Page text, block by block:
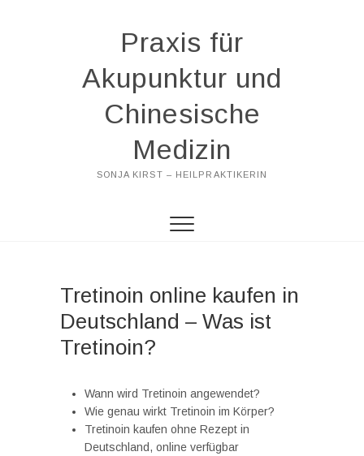
Praxis für
Akupunktur und
Chinesische
Medizin
SONJA KIRST – HEILPRAKTIKERIN
Tretinoin online kaufen in
Deutschland – Was ist
Tretinoin?
Wann wird Tretinoin angewendet?
Wie genau wirkt Tretinoin im Körper?
Tretinoin kaufen ohne Rezept in
Deutschland, online verfügbar